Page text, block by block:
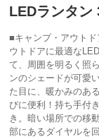
LEDランタン
■キャンプ・アウト
ウトドアに最適な
て、周囲を明るく照
ンのシェードが可愛
た目に、暖かみのあ
びに便利！持ち手付
き。暗い場所での移
部にあるダイヤルを